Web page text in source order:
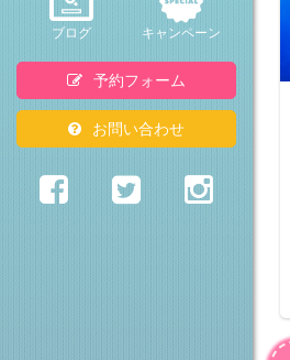
ブログ キャンペーン
予約フォーム
お問い合わせ